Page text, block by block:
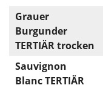
Grauer
Burgunder
TERTIÄR trocken
Sauvignon
Blanc TERTIÄR